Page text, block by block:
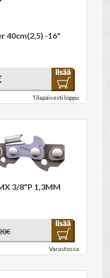
40cm(2,5) -16"
Tilapäisesti loppu
3/8"P 1,3MM
Varastossa